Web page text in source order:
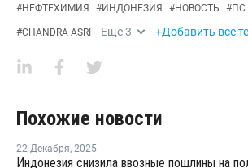
#НЕФТЕХИМИЯ #ИНДОНЕЗИЯ #НОВОСТЬ #ПС
#CHANDRA ASRI Еще3 +Добавить все
Похожие новости
22 Декабря, 2025